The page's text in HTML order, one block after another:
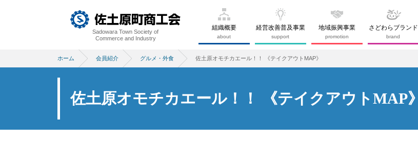
Sadowara Town Society of
Commerce and Industry
組織概要
about
経営改善普及事業
support
地域振興事業
promotion
さどわらブランド
brand
ホーム 会員紹介 グルメ・外食 佐土原オモチカエール！！ 《テイクアウトMAP》
佐土原オモチカエール！！ 《テイクアウトMAP》